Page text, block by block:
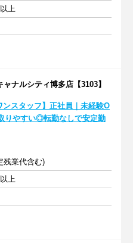
上
ナルシティ博多店【3103】
ンスタッフ】正社員｜未経験O
りやすい◎転勤なしで安定勤
残業代含む)
上